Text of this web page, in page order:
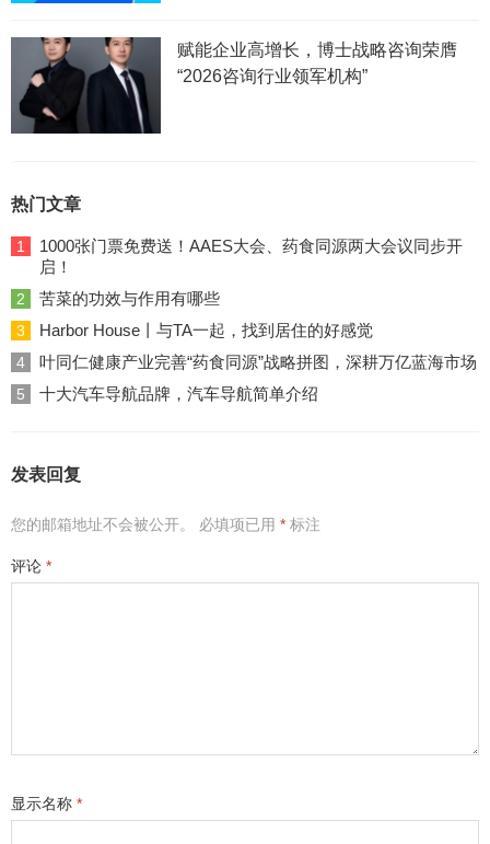
赋能企业高增长，博士战略咨询荣膺
“2026咨询行业领军机构”
热门文章
1
1000张门票免费送！AAES大会、药食同源两大会议同步开
启！
2 苦菜的功效与作用有哪些
3 Harbor House丨与TA一起，找到居住的好感觉
4 叶同仁健康产业完善“药食同源”战略拼图，深耕万亿蓝海市场
5 十大汽车导航品牌，汽车导航简单介绍
发表回复
您的邮箱地址不会被公开。 必填项已用 * 标注
评论 *
显示名称 *